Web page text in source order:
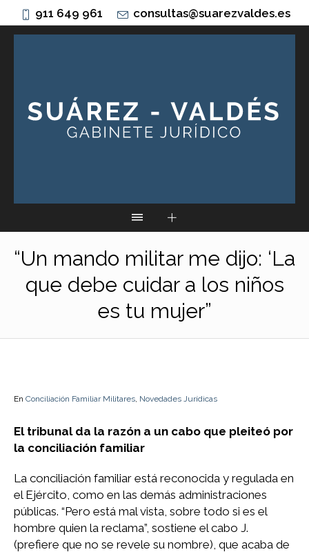
911 649 961 consultas@suarezvaldes.es
“Un mando militar me dijo: ‘La
que debe cuidar a los niños
es tu mujer”
En Conciliación Familiar Militares Novedades Jurídicas
El tribunal da la razón a un cabo que pleiteó por
la conciliación familiar
La conciliación familiar está reconocida y regulada en
el Ejército, como en las demás administraciones
públicas. “Pero está mal vista, sobre todo si es el
hombre quien la reclama”, sostiene el cabo J.
(prefiere que no se revele su nombre), que acaba de